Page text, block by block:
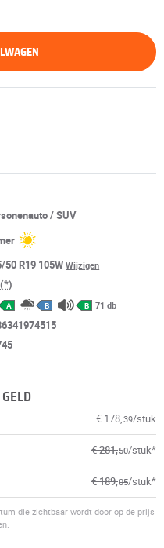
/ SUV
50 R19 105WWijzigen
(*)
A B B 71 db
€ 178,39/stuk
€ 281,50/stuk*
€ 189,05/stuk*
die zichtbaar wordt door op de prijs